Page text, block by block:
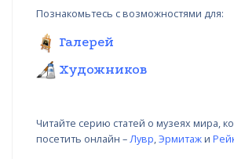
Познакомьтесь с возможностями для:
Галерей
Художников
Читайте серию статей о музеях мира,
посетить онлайн –Лувр,Эрмитажи